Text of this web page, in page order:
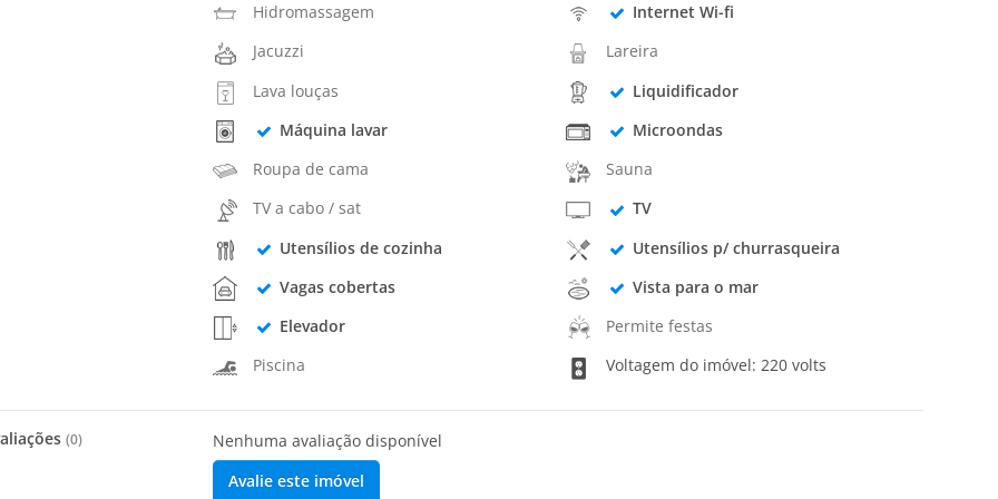
Hidromassagem
Internet Wi-fi
Jacuzzi
Lareira
Lava louças
Liquidificador
Máquina lavar
Microondas
Roupa de cama
Sauna
TV a cabo / sat
TV
Utensílios de cozinha
Utensílios p/ churrasqueira
Vagas cobertas
Vista para o mar
Elevador
Permite festas
Piscina
Voltagem do imóvel: 220 volts
(0)
Nenhuma avaliação disponível
Avalie este imóvel